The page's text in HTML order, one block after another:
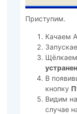
Приступим.
Качаем
Щёлкаем
В
кнопку
Видим
случае